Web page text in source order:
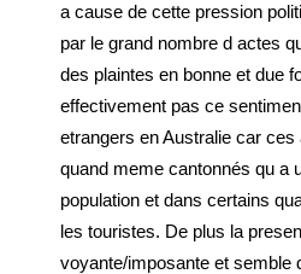
a cause de cette pression
par le grand nombre d actes
des plaintes en bonne et due
effectivement pas ce
etrangers en Australie car ces
quand meme cantonnés qu a
population et dans certains
les touristes. De plus la
voyante/imposante et semble